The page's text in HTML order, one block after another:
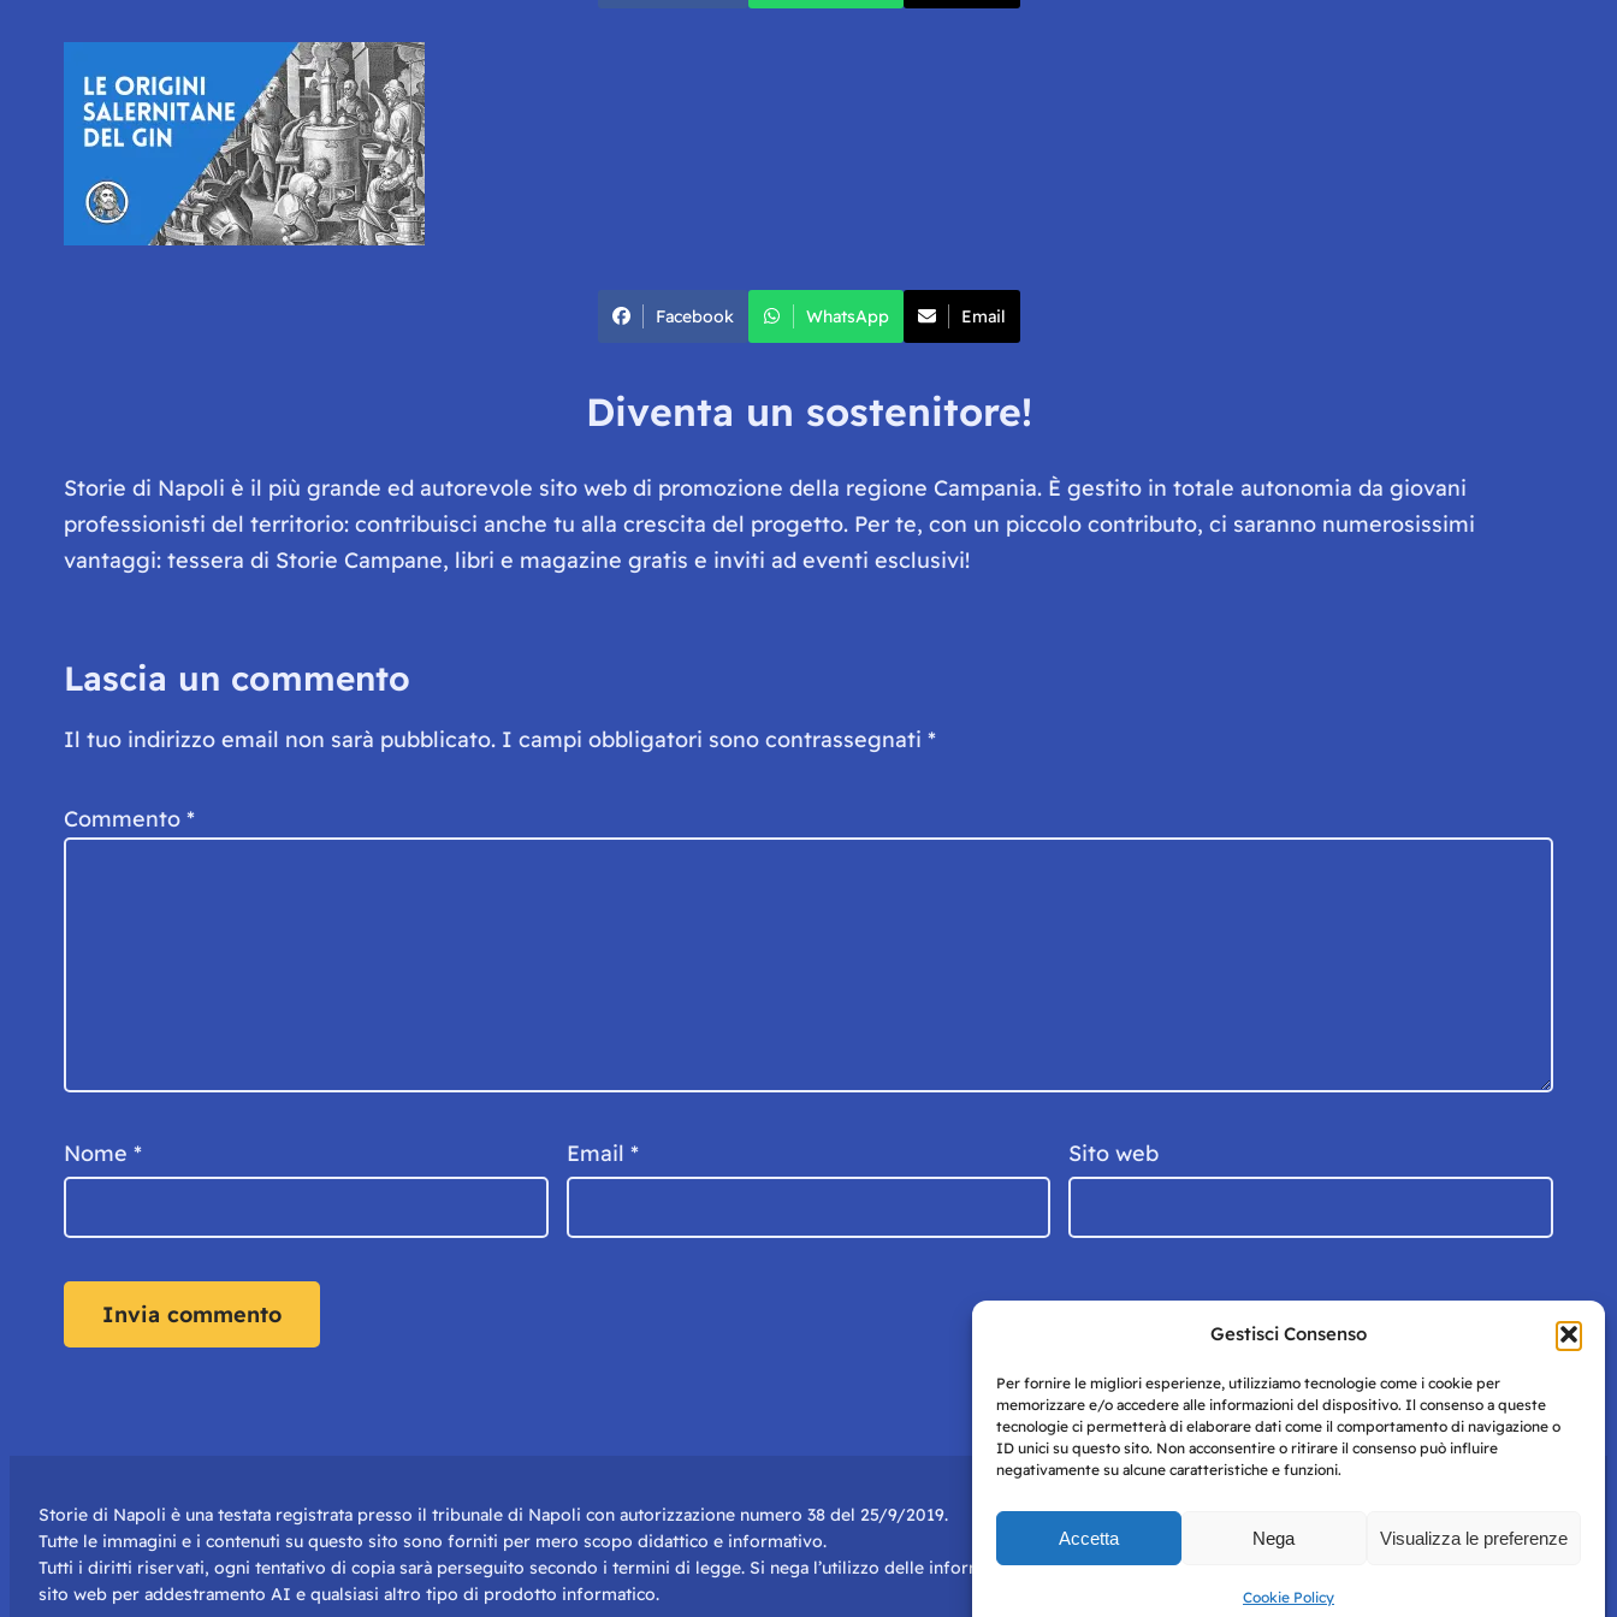
Gestisci Consenso
Per fornire le migliori esperienze, utilizziamo tecnologie come i cookie per
memorizzare e/o accedere alle informazioni del dispositivo. Il consenso a queste
tecnologie ci permetterà di elaborare dati come il comportamento di navigazione o
ID unici su questo sito. Non acconsentire o ritirare il consenso può influire
negativamente su alcune caratteristiche e funzioni.
Accetta Nega Visualizza le preferenze
Cookie Policy
Facebook WhatsApp Email
Diventa un sostenitore!
Storie di Napoli è il più grande ed autorevole sito web di promozione della regione Campania. È gestito in totale autonomia da giovani
professionisti del territorio: contribuisci anche tu alla crescita del progetto. Per te, con un piccolo contributo, ci saranno numerosissimi
vantaggi: tessera di Storie Campane, libri e magazine gratis e inviti ad eventi esclusivi!
Lascia un commento
Il tuo indirizzo email non sarà pubblicato. I campi obbligatori sono contrassegnati *
Commento *
Nome * Email * Sito web
Storie di Napoli è una testata registrata presso il tribunale di Napoli con autorizzazione numero 38 del 25/9/2019.
Tutte le immagini e i contenuti su questo sito sono forniti per mero scopo didattico e informativo.
Tutti i diritti riservati, ogni tentativo di copia sarà perseguito secondo i termini di legge. Si nega l’utilizzo delle informazioni in questo
sito web per addestramento AI e qualsiasi altro tipo di prodotto informatico.
Policy